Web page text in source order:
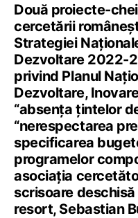
Două proiecte-
cercetării
Strategiei
Dezvoltare 2022-
privind Planul
Dezvoltare,
“absența țintelor
“nerespectarea
specificarea
programelor
asociația
scrisoare
resort, Sebastian